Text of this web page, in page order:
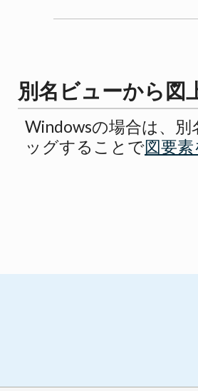
別名ビューから図
Windowsの場合は、
ッグすることで図要